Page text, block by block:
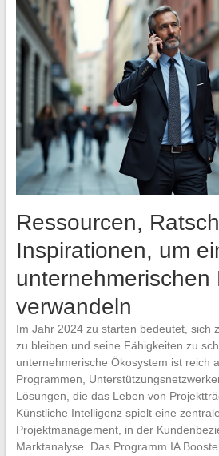
Ressourcen,
Inspirationen, um
unternehmerischen
verwandeln
Im Jahr 2024 zu starten bedeutet, sich
zu bleiben und seine Fähigkeiten zu
unternehmerische Ökosystem ist reich
Programmen,
Lösungen, die das Leben von
Künstliche Intelligenz spielt eine
Projektmanagement, in der
Marktanalyse. Das Programm IA